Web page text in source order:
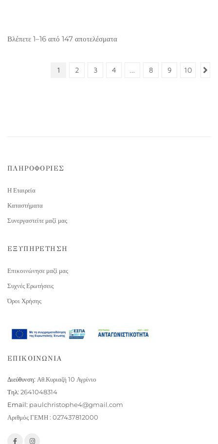
Βλέπετε 1–16 από 147 αποτελέσματα
1 2 3 4 … 8 9 10
ΠΛΗΡΟΦΟΡΙΕΣ
Η Εταιρεία
Καταστήματα
Συνεργαστείτε μαζί μας
ΕΞΥΠΗΡΕΤΗΣΗ
Επικοινώνησε μαζί μας
Συχνές Ερωτήσεις
Όροι Χρήσης
ΕΠΙΚΟΙΝΩΝΙΑ
Διεύθυνση: Αθ.Κυριαζή 10 Αγρίνιο
Τηλ: 2641048314
Email: paulchristophe4@gmail.com
Αριθμός ΓΕΜΗ : 027437812000